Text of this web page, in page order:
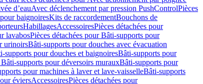
d’eauAvec déclenchement par pression PushControlPièces
baignoiresKits de raccordementBouchons de
HabillagesAccessoiresPièces détachées pour
lavabosPièces détachées pour Bâti-supports pour
urinoirsBâti-supports pour douches avec évacuation
supports pour douches et baignoiresBâti-supports pour
supports pour déversoirs murauxBâti-supports pour
pour machines à laver et lave-vaisselleBâti-supports
éviersAccessoiresPièces détachées pour